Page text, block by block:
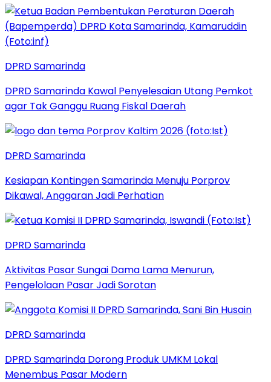
DPRD Samarinda
DPRD Samarinda Kawal Penyelesaian Utang Pemkot
agar Tak Ganggu Ruang Fiskal Daerah
DPRD Samarinda
Kesiapan Kontingen Samarinda Menuju Porprov
Dikawal, Anggaran Jadi Perhatian
DPRD Samarinda
Aktivitas Pasar Sungai Dama Lama Menurun,
Pengelolaan Pasar Jadi Sorotan
DPRD Samarinda
DPRD Samarinda Dorong Produk UMKM Lokal
Menembus Pasar Modern